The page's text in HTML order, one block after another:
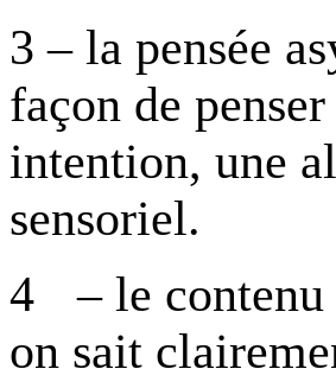
3 – la pensée
façon de
intention, une
sensoriel.
4
– le
on sait